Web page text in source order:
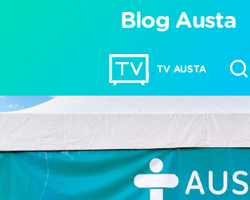
TV AUSTA
Blog Austa